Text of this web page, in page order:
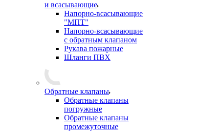
и всасывающие
Напорно-всасывающие
"МПТ"
Напорно-всасывающие
с обратным клапаном
Рукава пожарные
Шланги ПВХ
Обратные клапаны
Обратные клапаны
погружные
Обратные клапаны
промежуточные